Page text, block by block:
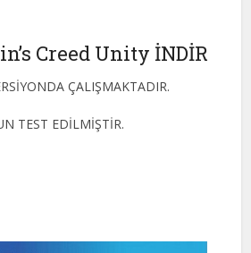
Creed Unity İNDİR
ÇALIŞMAKTADIR.
TEST EDİLMİŞTİR.